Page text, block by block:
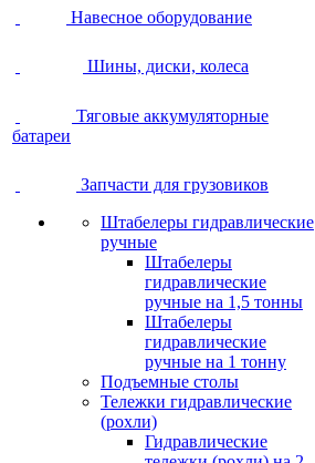
Навесное оборудование
Шины, диски, колеса
Тяговые аккумуляторные
батареи
Запчасти для грузовиков
Штабелеры гидравлические
ручные
Штабелеры
гидравлические
ручные на 1,5 тонны
Штабелеры
гидравлические
ручные на 1 тонну
Подъемные столы
Тележки гидравлические
(рохли)
Гидравлические